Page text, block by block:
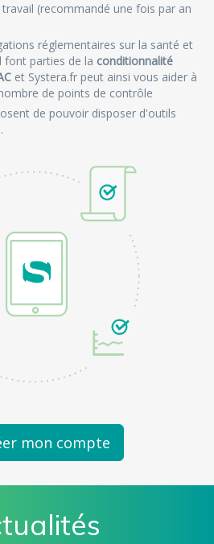
travail (recommandé une fois par an
réglementaires sur la santé et
font parties de la conditionnalité
et Systera.fr peut ainsi vous aider à
de points de contrôle
de pouvoir disposer d'outils
mon compte